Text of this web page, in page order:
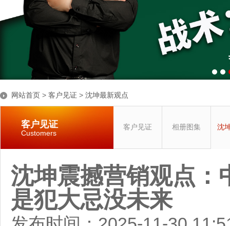
网站首页 > 客户见证 > 沈坤最新观点
客户见证
Customers
客户见证 相册图集 沈
沈坤震撼营销观点：
是犯大忌没未来